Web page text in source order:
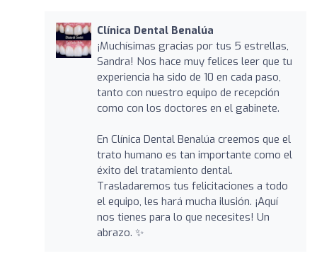
Clínica Dental Benalúa
¡Muchísimas gracias por tus 5 estrellas,
Sandra! Nos hace muy felices leer que tu
experiencia ha sido de 10 en cada paso,
tanto con nuestro equipo de recepción
como con los doctores en el gabinete.
En Clínica Dental Benalúa creemos que el
trato humano es tan importante como el
éxito del tratamiento dental.
Trasladaremos tus felicitaciones a todo
el equipo, les hará mucha ilusión. ¡Aquí
nos tienes para lo que necesites! Un
abrazo. ✨